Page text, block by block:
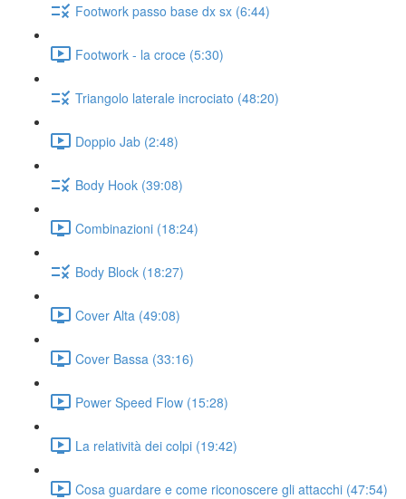
Footwork passo base dx sx (6:44)
Footwork - la croce (5:30)
Triangolo laterale incrociato (48:20)
Doppio Jab (2:48)
Body Hook (39:08)
Combinazioni (18:24)
Body Block (18:27)
Cover Alta (49:08)
Cover Bassa (33:16)
Power Speed Flow (15:28)
La relatività dei colpi (19:42)
Cosa guardare e come riconoscere gli attacchi (47:54)